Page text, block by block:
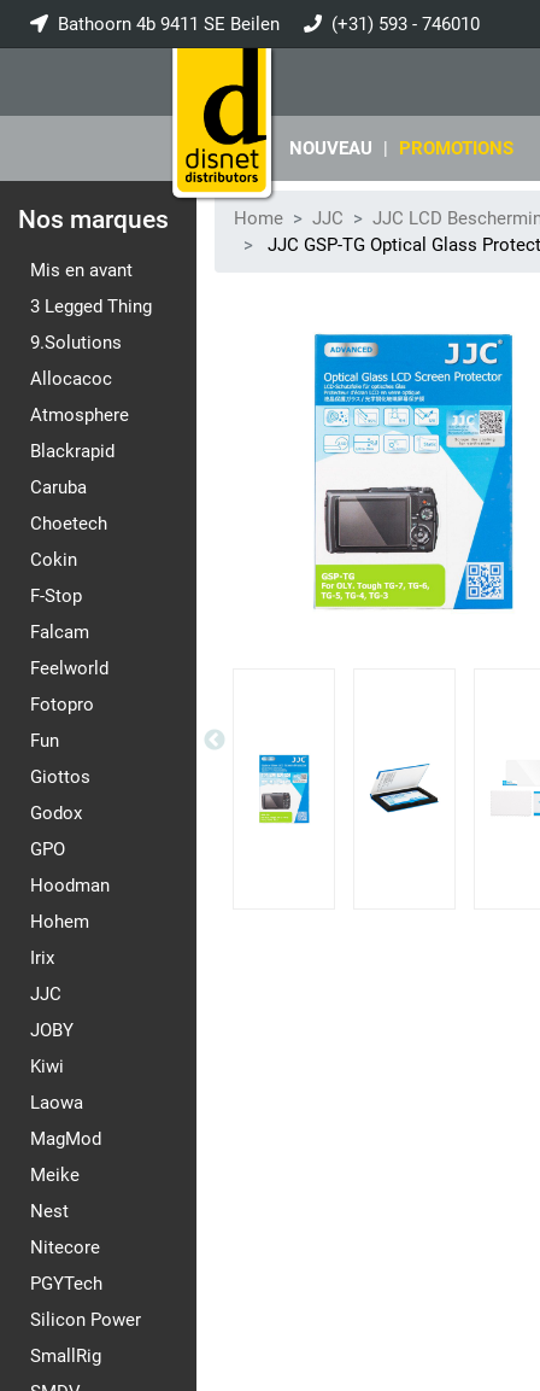
Bathoorn 4b 9411 SE Beilen (+31) 593 - 746010
NOUVEAU | PROMOTIONS
Nos marques
Mis en avant
3 Legged Thing
9.Solutions
Allocacoc
Atmosphere
Blackrapid
Caruba
Choetech
Cokin
F-Stop
Falcam
Feelworld
Fotopro
Fun
Giottos
Godox
GPO
Hoodman
Hohem
Irix
JJC
JOBY
Kiwi
Laowa
MagMod
Meike
Nest
Nitecore
PGYTech
Silicon Power
SmallRig
Home JJC
JJC LCD
JJC GSP-TG Optical Glass